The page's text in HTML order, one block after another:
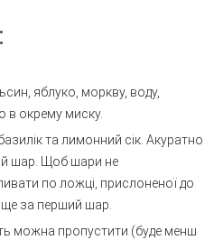
яблуко, моркву, воду,
в окрему миску.
та лимонний сік. Акуратно
шар. Щоб шари не
по ложці, прислоненої до
за перший шар.
можна пропустити (буде менш